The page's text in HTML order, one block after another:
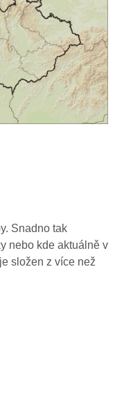
Snadno tak
nebo kde aktuálně v
složen z více než